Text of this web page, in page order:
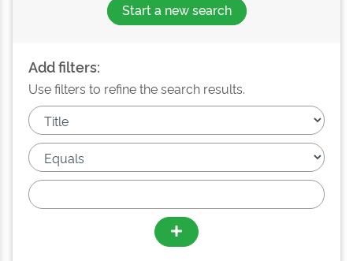
Start a new search
Add filters:
Use filters to refine the search results.